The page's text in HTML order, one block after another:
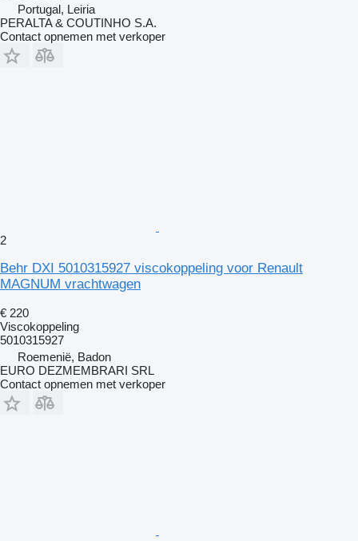
Portugal, Leiria
PERALTA & COUTINHO S.A.
Contact opnemen met verkoper
2
Behr DXI 5010315927 viscokoppeling voor Renault
MAGNUM vrachtwagen
€ 220
Viscokoppeling
5010315927
Roemenië, Badon
EURO DEZMEMBRARI SRL
Contact opnemen met verkoper